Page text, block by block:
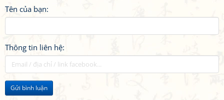
Tên của bạn:
Thông tin liên hệ:
Gửi bình luận